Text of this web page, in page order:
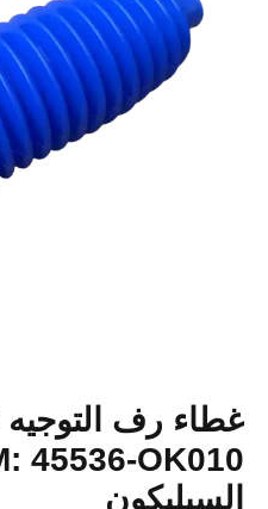
السيليكون